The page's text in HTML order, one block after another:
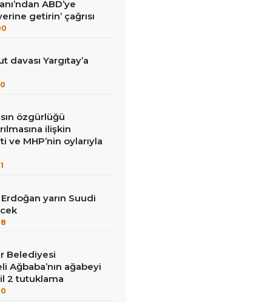
ABD’ye
getirin’ çağrısı
davası Yargıtay’a
özgürlüğü
ilişkin
ve MHP’nin oylarıyla
yarın Suudi
Belediyesi
Ağbaba’nın ağabeyi
2 tutuklama